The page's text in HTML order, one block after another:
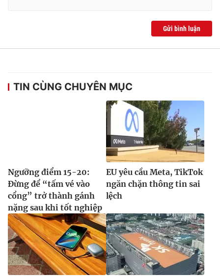
Gửi bình luận
TIN CÙNG CHUYÊN MỤC
Ngưỡng điểm 15-20:
Đừng để “tấm vé vào
cổng” trở thành gánh
nặng sau khi tốt nghiệp
EU yêu cầu Meta, TikTok
ngăn chặn thông tin sai
lệch